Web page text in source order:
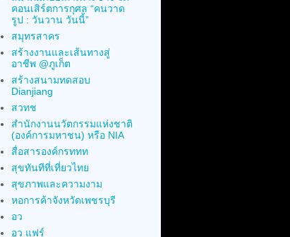
คอนเสิร์ตการกุศล “คนวาด
รูป : วันวาน วันนี้”
สมุทรสาคร
สร้างงานและเส้นทางสู่
อาชีพ @ภูเก็ต
สร้างสนามทดสอบ
Dianjiang
สวทช
สำนักงานนวัตกรรมแห่งชาติ
(องค์การมหาชน) หรือ NIA
สื่อสารองค์กรททท
สุขทันทีที่เที่ยวไทย
สุขภาพและความงาม
หอการค้าจังหวัดเพชรบุรี
อว
อว แฟร์